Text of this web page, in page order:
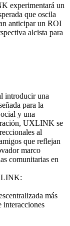
experimentará un
que oscila
anticipar un ROI
alcista para
introducir una
para la
y una
UXLINK se
al
que reflejan
marco
comunitarias en
más
interacciones